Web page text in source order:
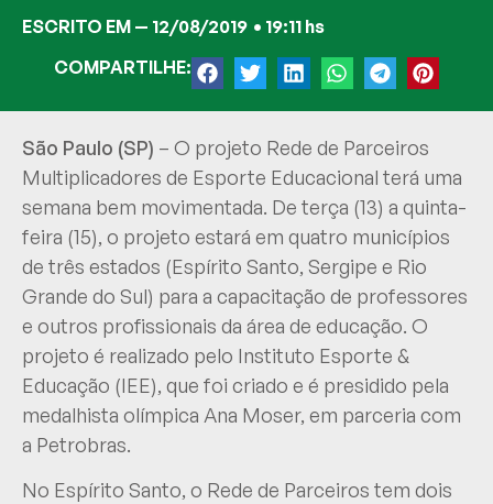
ESCRITO EM — 12/08/2019 • 19:11 hs
COMPARTILHE:
São Paulo (SP) – O projeto Rede de Parceiros
Multiplicadores de Esporte Educacional terá uma
semana bem movimentada. De terça (13) a quinta-
feira (15), o projeto estará em quatro municípios
de três estados (Espírito Santo, Sergipe e Rio
Grande do Sul) para a capacitação de professores
e outros profissionais da área de educação. O
projeto é realizado pelo Instituto Esporte &
Educação (IEE), que foi criado e é presidido pela
medalhista olímpica Ana Moser, em parceria com
a Petrobras.
No Espírito Santo, o Rede de Parceiros tem dois